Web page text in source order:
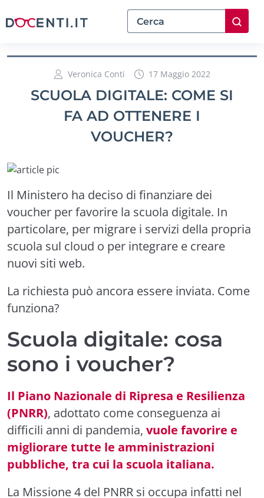
Veronica Conti 17 Maggio 2022
SCUOLA DIGITALE: COME SI
FA AD OTTENERE I
VOUCHER?
Il Ministero ha deciso di finanziare dei
voucher per favorire la scuola digitale. In
particolare, per migrare i servizi della propria
scuola sul cloud o per integrare e creare
nuovi siti web.
La richiesta può ancora essere inviata. Come
funziona?
Scuola digitale: cosa
sono i voucher?
Il Piano Nazionale di Ripresa e Resilienza
(PNRR), adottato come conseguenza ai
difficili anni di pandemia, vuole favorire e
migliorare tutte le amministrazioni
pubbliche, tra cui la scuola italiana.
La Missione 4 del PNRR si occupa infatti nel